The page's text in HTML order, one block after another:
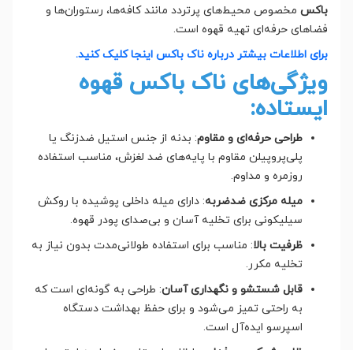
باکس مخصوص محیط‌های پرتردد مانند کافه‌ها، رستوران‌ها و
فضاهای حرفه‌ای تهیه قهوه است.
برای اطلاعات بیشتر درباره ناک باکس اینجا کلیک کنید.
ویژگی‌های ناک باکس قهوه
ایستاده:
طراحی حرفه‌ای و مقاوم: بدنه از جنس استیل ضدزنگ یا
پلی‌پروپیلن مقاوم با پایه‌های ضد لغزش، مناسب استفاده
روزمره و مداوم.
میله مرکزی ضدضربه: دارای میله داخلی پوشیده با روکش
سیلیکونی برای تخلیه آسان و بی‌صدا‌ی پودر قهوه.
ظرفیت بالا: مناسب برای استفاده طولانی‌مدت بدون نیاز به
تخلیه مکرر.
قابل شستشو و نگهداری آسان: طراحی به گونه‌ای است که
به راحتی تمیز می‌شود و برای حفظ بهداشت دستگاه
اسپرسو ایده‌آل است.